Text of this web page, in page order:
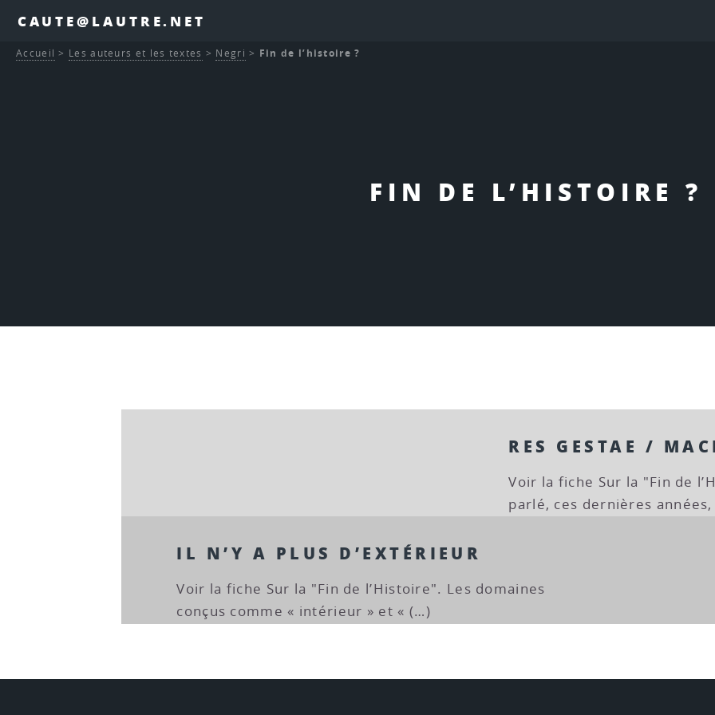
CAUTE@LAUTRE.NET
FIN DE L’HISTOIRE ?
Accueil > Les auteurs et les textes > Negri > Fin de l’histoire ?
RES GESTAE /
Voir la fiche Sur la "Fin de
parlé, ces dernières
IL N’Y A PLUS D’EXTÉRIEUR
Voir la fiche Sur la "Fin de l’Histoire". Les domaines
conçus comme « intérieur » et « (…)